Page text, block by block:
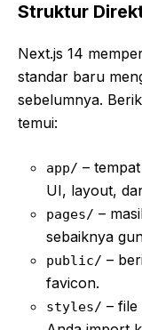
Struktur
Next.js 14
standar baru
sebelumnya.
temui:
app/ –
UI, layout,
pages/ –
sebaiknya
public/ –
favicon.
styles/ – file